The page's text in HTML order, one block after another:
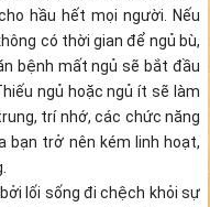
hầu hết mọi người. Nếu
có thời gian để ngủ bù,
bệnh mất ngủ sẽ bắt đầu
ngủ hoặc ngủ ít sẽ làm
trí nhớ, các chức năng
bạn trở nên kém linh hoạt,
lối sống đi chệch khỏi sự